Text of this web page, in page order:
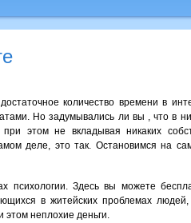
количество времени в
Но задумывались ли вы , что в
при этом не вкладывая никаких
деле, это так. Остановимся на
психологии. Здесь вы можете
в житейских проблемах
этом неплохие деньги.